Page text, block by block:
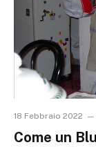
18 Febbraio 2022
Come un